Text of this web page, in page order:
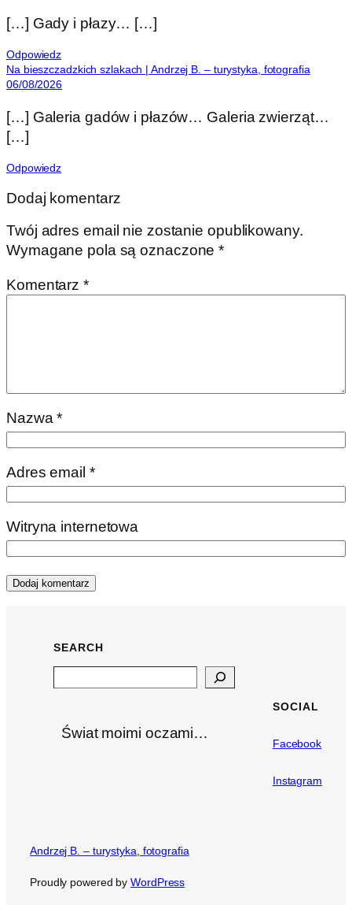
[…] Gady i płazy… […]
Odpowiedz
Na bieszczadzkich szlakach | Andrzej B. – turystyka, fotografia
06/08/2026
[…] Galeria gadów i płazów… Galeria zwierząt…
[…]
Odpowiedz
Dodaj komentarz
Twój adres email nie zostanie opublikowany.
Wymagane pola są oznaczone*
Komentarz*
Nazwa*
Adres email *
Witryna internetowa
SEARCH
Świat moimi oczami…
SOCIAL
Facebook
Instagram
Andrzej B. – turystyka, fotografia
Proudly powered byWordPress